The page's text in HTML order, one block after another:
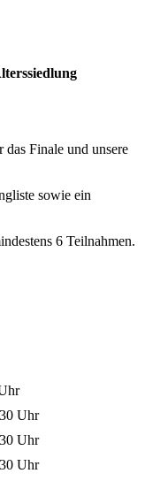
Finale und unsere
sowie ein
6 Teilnahmen.
Uhr
Uhr
Uhr